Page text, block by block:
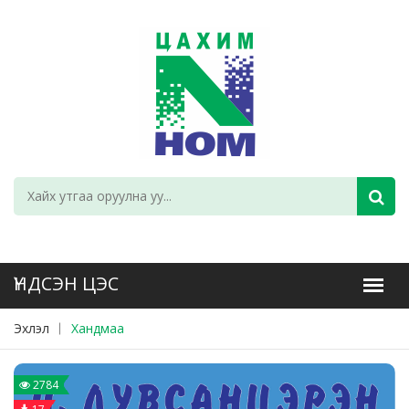
Эхлэл Хандмаа
2784